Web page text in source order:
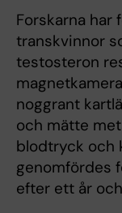
Forskarna har
transkvinnor
testosteron
noggrant
och mätte
blodtryck och
genomfördes
efter ett år